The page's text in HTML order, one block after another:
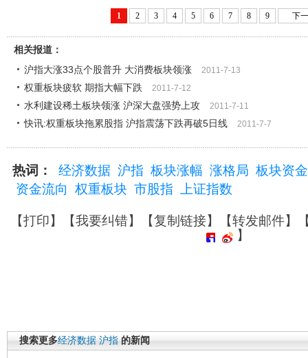
1 2 3 4 5 6 7 8 9 下
相关报道：
沪指大涨33点个股普升 大消费板块领涨
2011-7-13
权重板块疲软 期指大幅下跌 2011-7-12
水利建设稀土板块领涨 沪深大盘强势上攻 2011-7-11
快讯:权重板块拖累股指 沪指震荡下跌再破5日线 2011-7-7
热词： 经济数据 沪指 板块涨幅 涨格局 板块资金
资金流向
权重板块 市股指 上证指数
【打印】【我要纠错】【复制链接】【转发邮件】
】
搜索更多经济数据 沪指 的新闻